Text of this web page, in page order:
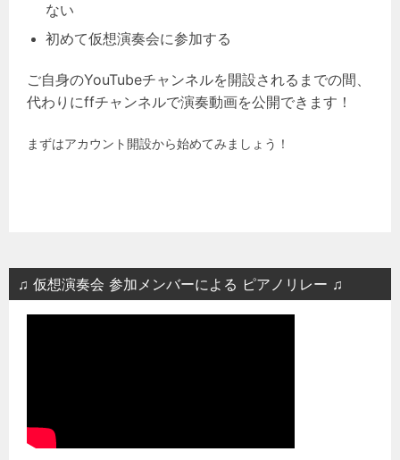
ない
初めて仮想演奏会に参加する
ご自身のYouTubeチャンネルを開設されるまでの間、
代わりにffチャンネルで演奏動画を公開できます！
まずはアカウント開設から始めてみましょう！
♫ 仮想演奏会 参加メンバーによる ピアノリレー ♫